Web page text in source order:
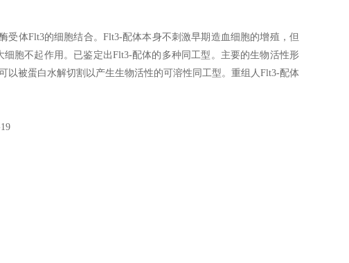
体Flt3的细胞结合。Flt3-配体本身不刺激早期造血细胞的增殖，但
胞不起作用。已鉴定出Flt3-配体的多种同工型。主要的生物活性形
以被蛋白水解切割以产生生物活性的可溶性同工型。重组人Flt3-配体